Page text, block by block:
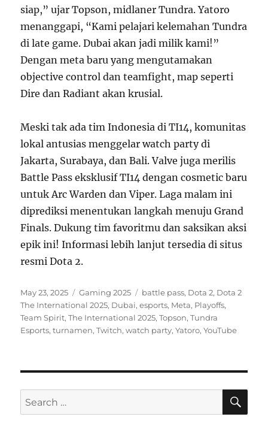
siap,” ujar Topson, midlaner Tundra. Yatoro
menanggapi, “Kami pelajari kelemahan Tundra
di late game. Dubai akan jadi milik kami!”
Dengan meta baru yang mengutamakan
objective control dan teamfight, map seperti
Dire dan Radiant akan krusial.
Meski tak ada tim Indonesia di TI14, komunitas
lokal antusias menggelar watch party di
Jakarta, Surabaya, dan Bali. Valve juga merilis
Battle Pass eksklusif TI14 dengan cosmetic baru
untuk Arc Warden dan Viper. Laga malam ini
diprediksi menentukan langkah menuju Grand
Finals. Dukung tim favoritmu dan saksikan aksi
epik ini! Informasi lebih lanjut tersedia di situs
resmi Dota 2.
Posted
on
May 23, 2025 Categories
Gaming 2025 Tags
battle pass, Dota 2, Dota 2
The International 2025, Dubai,esports, Meta, Playoffs,
Team Spirit,The International 2025,Topson,Tundra
Esports,turnamen,Twitch,watch party,Yatoro,YouTube
Search
for: